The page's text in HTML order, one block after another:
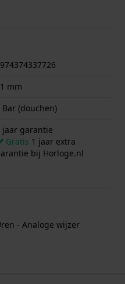
mm
Bar (douchen)
jaar garantie
Gratis 1 jaar extra
bij Horloge.nl
- Analoge wijzer